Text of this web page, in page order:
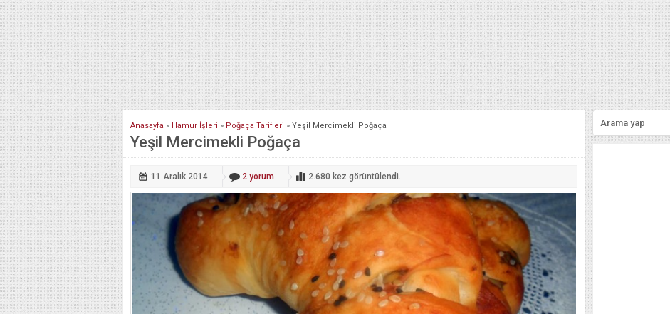
Anasayfa » Hamur İşleri » Poğaça Tarifleri » Yeşil Mercimekli Poğaça
Yeşil Mercimekli Poğaça
11 Aralık 2014 2 yorum 2.680 kez görüntülendi.